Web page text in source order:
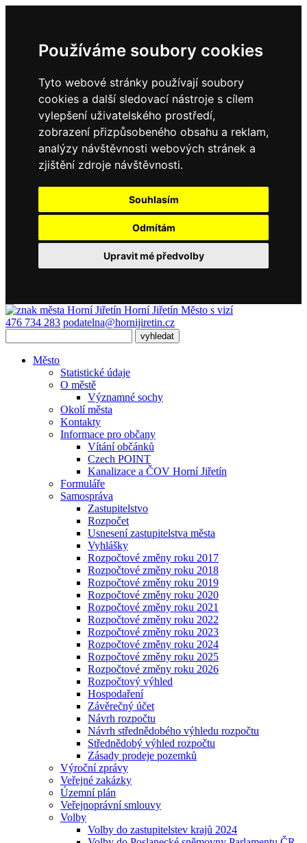
Používáme soubory cookies
Tyto webové stránky používají soubory
cookies a další sledovací nástroje s cílem
vylepšení uživatelského prostředí,
zobrazení přizpůsobeného obsahu a reklam,
analýzy návštěvnosti webových stránek a
zjištění zdroje návštěvnosti.
Souhlasím
Odmítám
Upravit mé předvolby
Horní Jiřetín Město s vizí
476 734 283 podatelna@hornijiretin.cz
Město
Statistické údaje
O městě
Významné sochy
Okolí města
Kontakty
Informace pro občany
Vítání občánků
Czech POINT
Kanalizace a ČOV Horní Jiřetín
Formuláře
Samospráva
Zastupitelstvo
Rozpočet
Usnesení zastupitelstva města
Vyhlášky
Rozpočtové změny roku 2017
Rozpočtové změny roku 2018
Rozpočtové změny roku 2019
Rozpočtové změny roku 2020
Rozpočtové změny roku 2021
Rozpočtové změny roku 2022
Rozpočtové změny roku 2023
Rozpočtové změny roku 2024
Rozpočtové změny roku 2025
Rozpočtové změny roku 2026
Rozpočtový výhled
Hospodaření
Závěrečný účet
Návrh rozpočtu
Návrh střednědobého výhledu rozpočtu
Střednědobý výhled rozpočtu
Zásady prodeje pozemků
Výroční zprávy
Veřejné zakázky
Územní plán
Veřejnoprávní smlouvy
Volby
Volby do zastupitelstev krajů 2024